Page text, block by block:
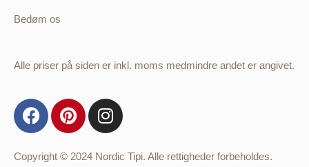
Bedøm os
Copyright © 2024 Nordic Tipi. Alle rettigheder forbeholdes.
Alle priser på siden er inkl. moms medmindre andet er angivet.